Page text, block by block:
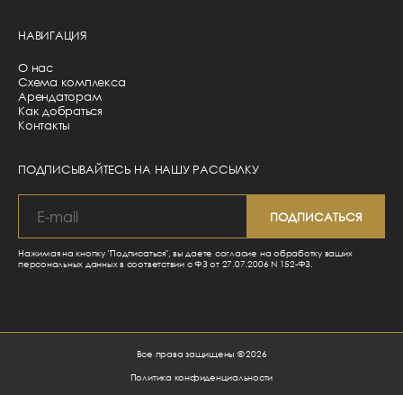
НАВИГАЦИЯ
О нас
Схема комплекса
Арендаторам
Как добраться
Контакты
ПОДПИСЫВАЙТЕСЬ НА НАШУ РАССЫЛКУ
Нажимая на кнопку "Подписаться", вы даете согласие на обработку ваших
персональных данных в соответствии с ФЗ от 27.07.2006 N 152-ФЗ.
Все права защищены © 2026
Политика конфиденциальности